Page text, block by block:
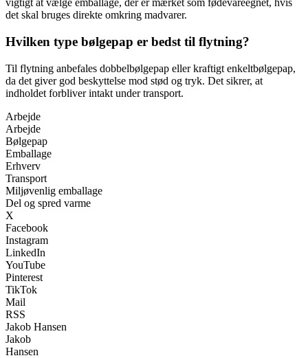
vigtigt at vælge emballage, der er mærket som fødevareegnet, hvis
det skal bruges direkte omkring madvarer.
Hvilken type bølgepap er bedst til flytning?
Til flytning anbefales dobbelbølgepap eller kraftigt enkeltbølgepap,
da det giver god beskyttelse mod stød og tryk. Det sikrer, at
indholdet forbliver intakt under transport.
Arbejde
Arbejde
Bølgepap
Emballage
Erhverv
Transport
Miljøvenlig emballage
Del og spred varme
X
Facebook
Instagram
LinkedIn
YouTube
Pinterest
TikTok
Mail
RSS
Jakob Hansen
Jakob
Hansen